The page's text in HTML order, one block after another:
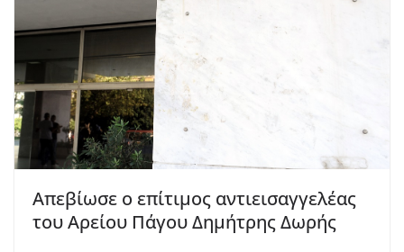
Απεβίωσε ο επίτιμος αντιεισαγγελέας
του Αρείου Πάγου Δημήτρης Δωρής